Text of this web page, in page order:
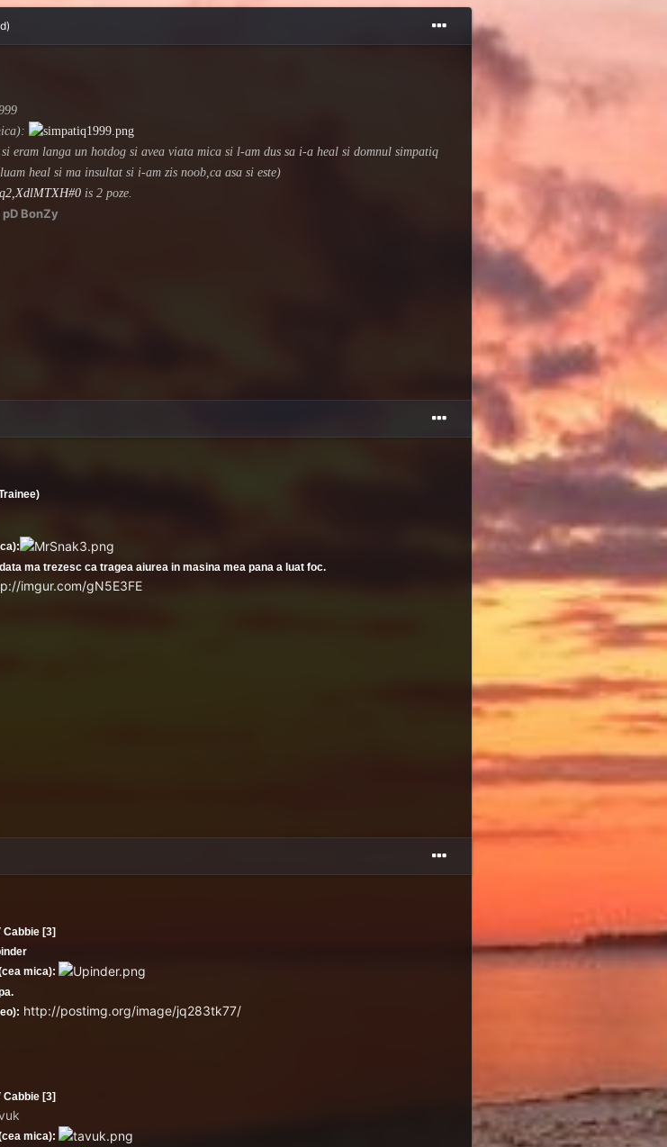
eram langa un hotdog si avea viata mica si l-am dus sa i-a heal si domnul simpatiq
heal si ma insultat si i-am zis noob,ca asa si este)
is 2 poze.
pD BonZy
ma trezesc ca tragea aiurea in masina mea pana a luat foc.
imgur.com/gN5E3FE
Cabbie [3]
mica):
http://postimg.org/image/jq283tk77/
Cabbie [3]
mica):